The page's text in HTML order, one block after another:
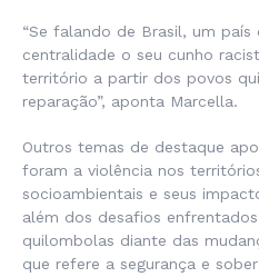
“Se falando de Brasil, um
centralidade o seu cunho
território a partir dos povos
reparação”, aponta Marcella.
Outros temas de destaque
foram a violência nos
socioambientais e seus
além dos desafios
quilombolas diante das
que refere a segurança e